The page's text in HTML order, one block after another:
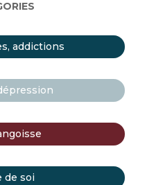
addictions
de soi